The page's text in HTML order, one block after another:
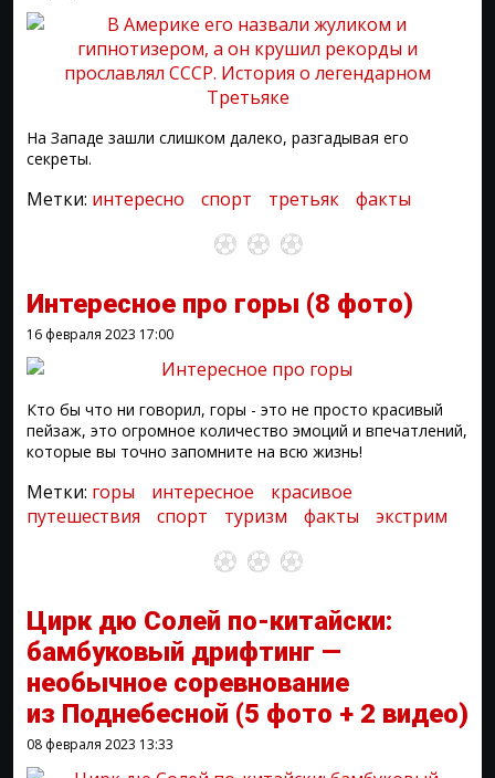
На Западе зашли слишком далеко, разгадывая его
секреты.
Метки: интересно спорт третьяк факты
Интересное про горы (8 фото)
16 февраля 2023 17:00
Кто бы что ни говорил, горы - это не просто красивый
пейзаж, это огромное количество эмоций и впечатлений,
которые вы точно запомните на всю жизнь!
Метки: горы интересное
красивое
путешествия
спорт туризм факты экстрим
Цирк дю Солей по-китайски:
бамбуковый дрифтинг —
необычное соревнование
из Поднебесной (5 фото + 2 видео)
08 февраля 2023 13:33